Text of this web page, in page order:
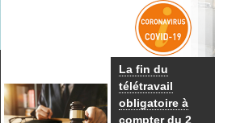
La fin du
télétravail
obligatoire à
compter du 2